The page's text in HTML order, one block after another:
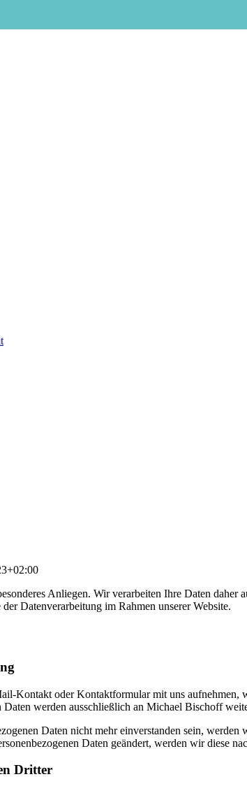
Anliegen. Wir verarbeiten Ihre Daten
Datenverarbeitung im Rahmen unserer Website.
Kontakt oder Kontaktformular mit uns
werden ausschließlich an Michael Bischoff
Daten nicht mehr einverstanden sein,
Daten geändert, werden wir diese
Dritter